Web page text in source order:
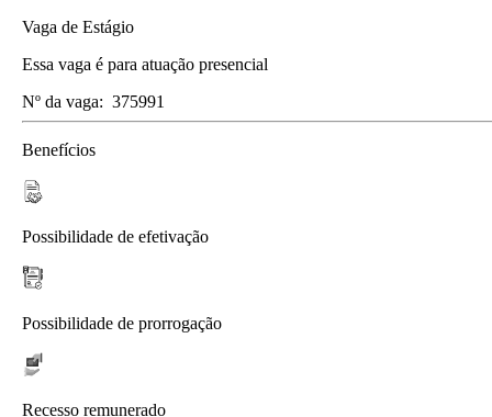
Vaga de Estágio
Essa vaga é para atuação presencial
Nº da vaga: 375991
Benefícios
Possibilidade de efetivação
Possibilidade de prorrogação
Recesso remunerado